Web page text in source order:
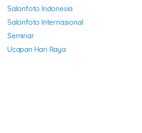
Salonfoto Indonesia
Salonfoto Internasional
Seminar
Ucapan Hari Raya